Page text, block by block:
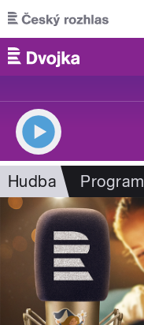
Přejít k hlavnímu obsahu
Hudba Program